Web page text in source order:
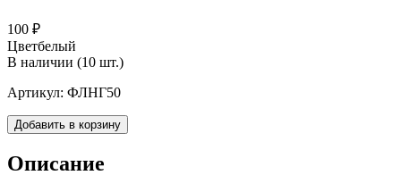
100 ₽
Цветбелый
В наличии (10 шт.)
Артикул: ФЛНГ50
Добавить в корзину
Описание